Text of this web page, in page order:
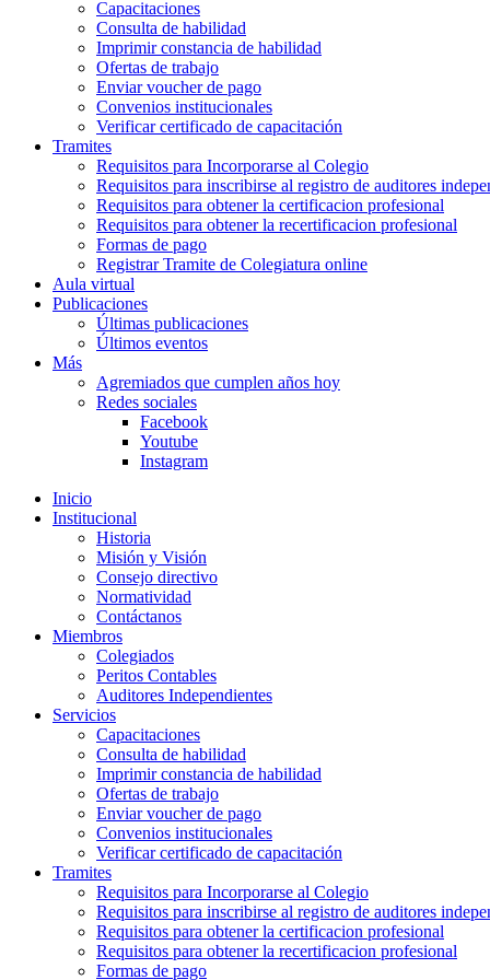
Capacitaciones
Consulta de habilidad
Imprimir constancia de habilidad
Ofertas de trabajo
Enviar voucher de pago
Convenios institucionales
Verificar certificado de capacitación
Tramites
Requisitos para Incorporarse al Colegio
Requisitos para inscribirse al registro de auditores
Requisitos para obtener la certificacion profesional
Requisitos para obtener la recertificacion profesional
Formas de pago
Registrar Tramite de Colegiatura online
Aula virtual
Publicaciones
Últimas publicaciones
Últimos eventos
Más
Agremiados que cumplen años hoy
Redes sociales
Facebook
Youtube
Instagram
Inicio
Institucional
Historia
Misión y Visión
Consejo directivo
Normatividad
Contáctanos
Miembros
Colegiados
Peritos Contables
Auditores Independientes
Servicios
Capacitaciones
Consulta de habilidad
Imprimir constancia de habilidad
Ofertas de trabajo
Enviar voucher de pago
Convenios institucionales
Verificar certificado de capacitación
Tramites
Requisitos para Incorporarse al Colegio
Requisitos para inscribirse al registro de auditores
Requisitos para obtener la certificacion profesional
Requisitos para obtener la recertificacion profesional
Formas de pago